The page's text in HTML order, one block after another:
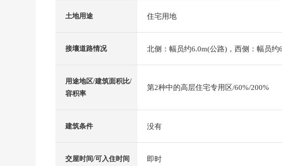
土地用途 住宅用地
接壤道路情况 北侧：幅员约6.0m(公路)，西侧：幅员约
用途地区/建筑面积比/
容积率
第2种中的高层住宅专用区/60%/200%
建筑条件 没有
交屋时间/可入住时间 即时